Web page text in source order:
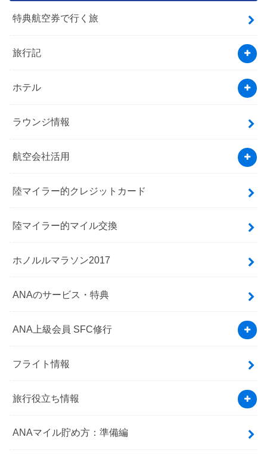
特典航空券で行く旅
旅行記
ホテル
ラウンジ情報
航空会社活用
陸マイラー的クレジットカード
陸マイラー的マイル交換
ホノルルマラソン2017
ANAのサービス・特典
ANA上級会員 SFC修行
フライト情報
旅行役立ち情報
ANAマイル貯め方：準備編